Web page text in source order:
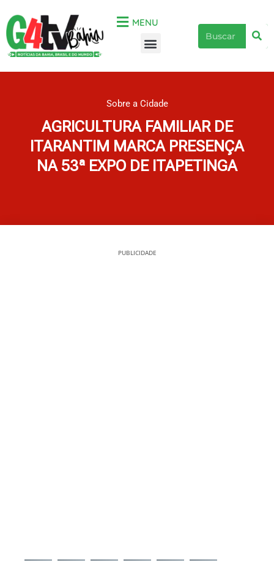
para
conteúdo
MENU
Menu
Pesquisar
Sobre a Cidade
AGRICULTURA FAMILIAR DE
ITARANTIM MARCA PRESENÇA
NA 53ª EXPO DE ITAPETINGA
PUBLICIDADE